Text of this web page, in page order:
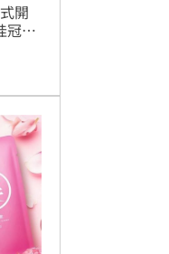
開
冠，
名
和跆
隊教
心
，